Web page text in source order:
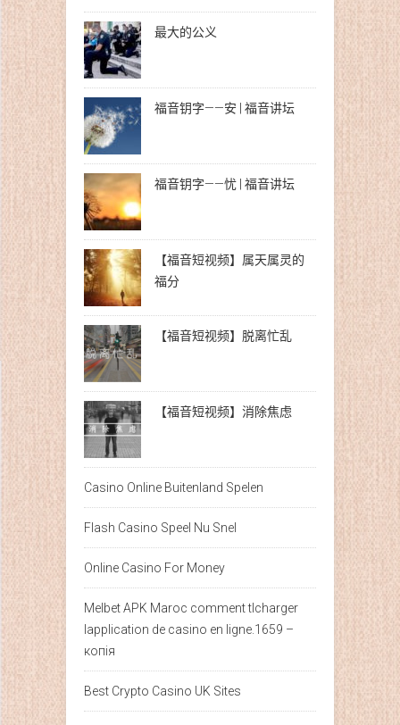
最大的公义
福音钥字——安 | 福音讲坛
福音钥字——忧 | 福音讲坛
【福音短视频】属天属灵的
福分
【福音短视频】脱离忙乱
【福音短视频】消除焦虑
Casino Online Buitenland Spelen
Flash Casino Speel Nu Snel
Online Casino For Money
Melbet APK Maroc comment tlcharger
lapplication de casino en ligne.1659 –
копія
Best Crypto Casino UK Sites